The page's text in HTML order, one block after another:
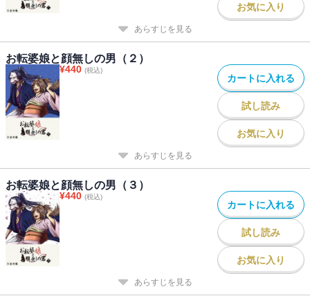
お気に入り
あらすじを見る
お転婆娘と顔無しの男（２）
¥440 (税込)
カートに入れる
試し読み
お気に入り
あらすじを見る
お転婆娘と顔無しの男（３）
¥440 (税込)
カートに入れる
試し読み
お気に入り
あらすじを見る